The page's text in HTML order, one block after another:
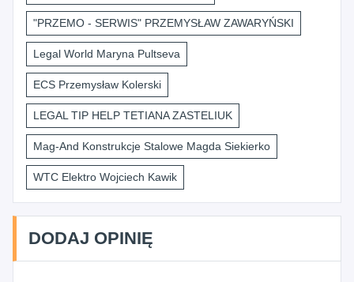
"PRZEMO - SERWIS" PRZEMYSŁAW ZAWARYŃSKI
Legal World Maryna Pultseva
ECS Przemysław Kolerski
LEGAL TIP HELP TETIANA ZASTELIUK
Mag-And Konstrukcje Stalowe Magda Siekierko
WTC Elektro Wojciech Kawik
DODAJ OPINIĘ